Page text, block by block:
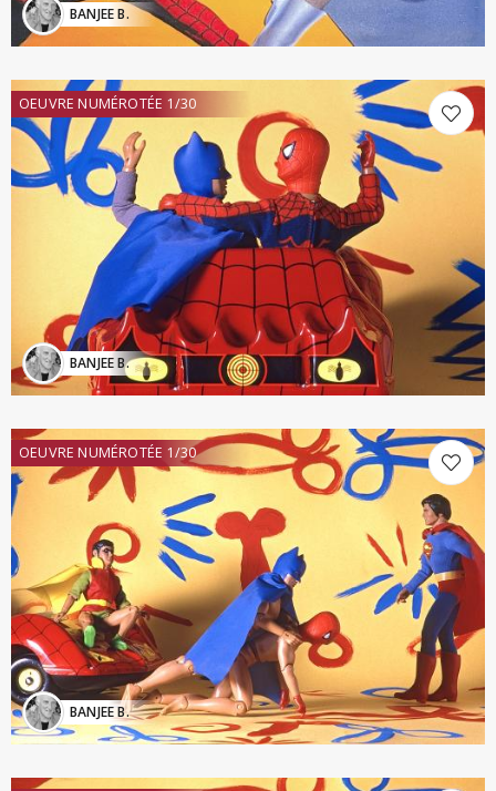
BANJEE B.
OEUVRE NUMÉROTÉE 1/30
BANJEE B.
OEUVRE NUMÉROTÉE 1/30
BANJEE B.